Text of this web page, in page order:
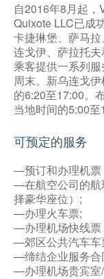
自2016年8月起
Quixote LLC已成
卡捷琳堡、萨马
连戈伊、萨拉托
乘客提供一系列
周末。新乌连戈
的6:20至17:00。
当地时间的5:00
可预定的服务
—预订和办理机票
—在航空公司的航
择豪华座位）;
—办理火车票;
—办理机场快线票
—郊区公共汽车车
—缔结企业服务合
—办理机场贵宾室/